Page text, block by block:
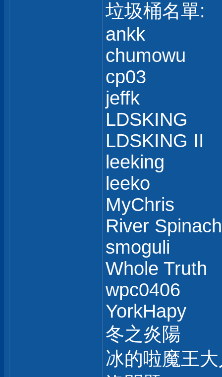
垃圾桶名單:
ankk
chumowu
cp03
jeffk
LDSKING
LDSKING II
leeking
leeko
MyChris
River Spinach
smoguli
Whole Truth
wpc0406
YorkHapy
冬之炎陽
冰的啦魔王